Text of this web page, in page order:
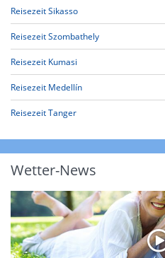
Reisezeit Sikasso
Reisezeit Szombathely
Reisezeit Kumasi
Reisezeit Medellín
Reisezeit Tanger
Wetter-News